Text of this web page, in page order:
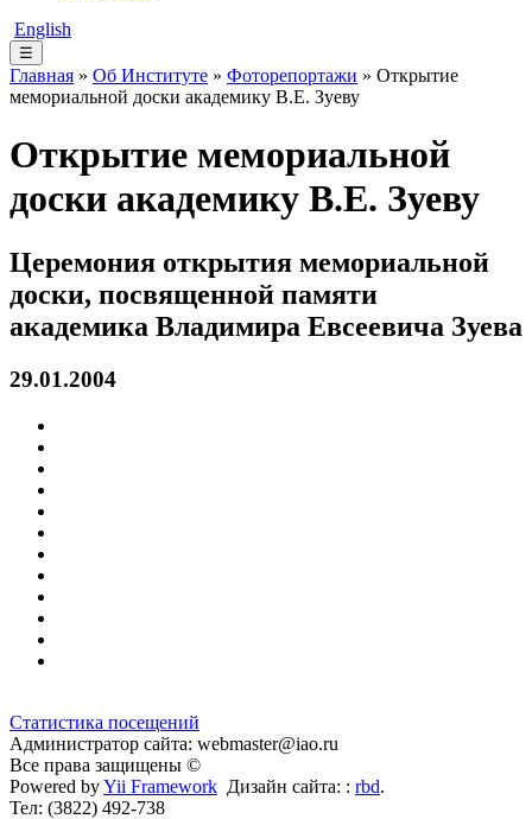
English
☰
Главная » Об Институте » Фоторепортажи » Открытие
мемориальной доски академику В.Е. Зуеву
Открытие мемориальной
доски академику В.Е. Зуеву
Церемония открытия мемориальной
доски, посвященной памяти
академика Владимира Евсеевича Зуева
29.01.2004
Статистика посещений
Администратор сайта: webmaster@iao.ru
Все права защищены ©
Powered byYii Framework Дизайн сайта: : rbd.
Тел: (3822) 492-738